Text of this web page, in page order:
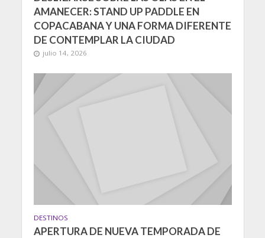
AMANECER: STAND UP PADDLE EN
COPACABANA Y UNA FORMA DIFERENTE
DE CONTEMPLAR LA CIUDAD
julio 14, 2026
DESTINOS
APERTURA DE NUEVA TEMPORADA DE